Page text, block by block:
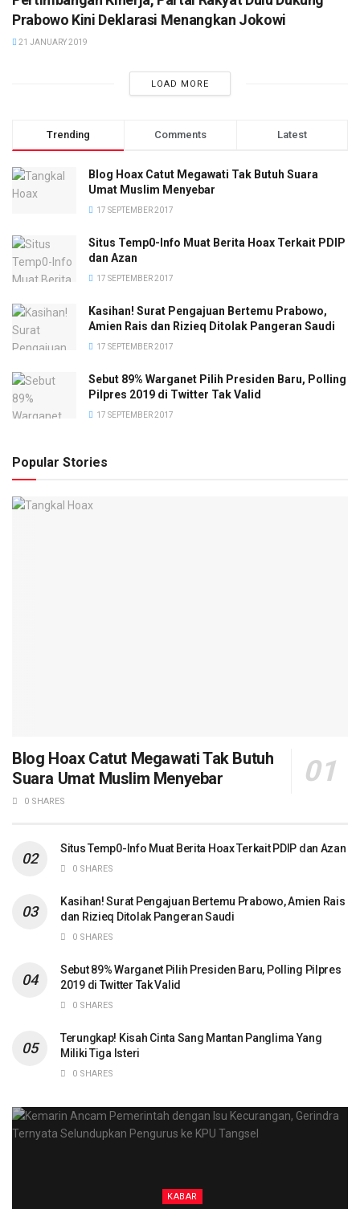
Prabowo Kini Deklarasi Menangkan Jokowi
21 JANUARY 2019
LOAD MORE
Trending Comments Latest
Blog Hoax Catut Megawati Tak Butuh Suara
Umat Muslim Menyebar
17 SEPTEMBER 2017
Situs Temp0-Info Muat Berita Hoax Terkait PDIP
dan Azan
17 SEPTEMBER 2017
Kasihan! Surat Pengajuan Bertemu Prabowo,
Amien Rais dan Rizieq Ditolak Pangeran Saudi
17 SEPTEMBER 2017
Sebut 89% Warganet Pilih Presiden Baru, Polling
Pilpres 2019 di Twitter Tak Valid
17 SEPTEMBER 2017
Popular Stories
Blog Hoax Catut Megawati Tak Butuh
Suara Umat Muslim Menyebar
0 SHARES
Situs Temp0-Info Muat Berita Hoax Terkait PDIP dan Azan
0 SHARES
Kasihan! Surat Pengajuan Bertemu Prabowo, Amien Rais
dan Rizieq Ditolak Pangeran Saudi
0 SHARES
Sebut 89% Warganet Pilih Presiden Baru, Polling Pilpres
2019 di Twitter Tak Valid
0 SHARES
Terungkap! Kisah Cinta Sang Mantan Panglima Yang
Miliki Tiga Isteri
0 SHARES
KABAR